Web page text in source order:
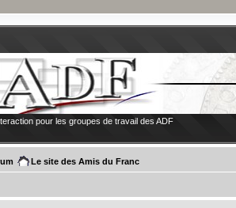
pour les groupes de travail des ADF
Le site des Amis du Franc